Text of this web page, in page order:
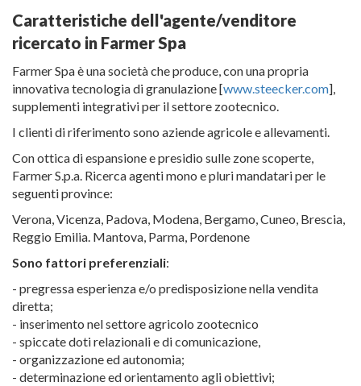
Caratteristiche dell'agente/venditore
ricercato in Farmer Spa
Farmer Spa è una società che produce, con una propria
innovativa tecnologia di granulazione [www.steecker.com],
supplementi integrativi per il settore zootecnico.
I clienti di riferimento sono aziende agricole e allevamenti.
Con ottica di espansione e presidio sulle zone scoperte,
Farmer S.p.a. Ricerca agenti mono e pluri mandatari per le
seguenti province:
Verona, Vicenza, Padova, Modena, Bergamo, Cuneo, Brescia,
Reggio Emilia. Mantova, Parma, Pordenone
Sono fattori preferenziali:
- pregressa esperienza e/o predisposizione nella vendita
diretta;
- inserimento nel settore agricolo zootecnico
- spiccate doti relazionali e di comunicazione,
- organizzazione ed autonomia;
- determinazione ed orientamento agli obiettivi;